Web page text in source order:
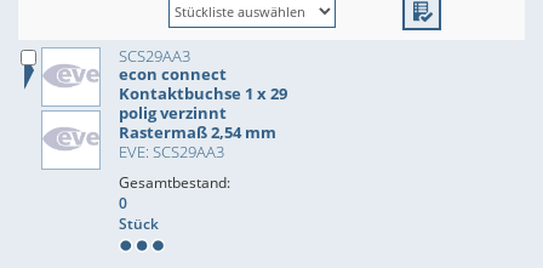
SCS29AA3
econ connect
Kontaktbuchse 1 x 29
polig verzinnt
Rastermaß 2,54 mm
EVE: SCS29AA3
Gesamtbestand:
0
Stück